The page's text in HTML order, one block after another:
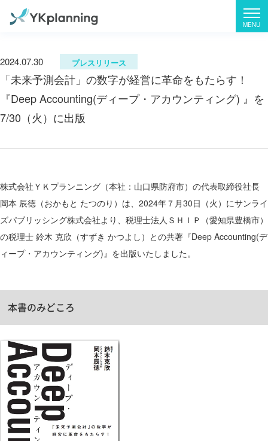
2024.07.30 プレスリリース
「未来予測会計」の数字が経営に革命をもたらす！
『Deep Accounting(ディープ・アカウンティング) 』を
7/30（火）に出版
株式会社ＹＫプランニング（本社：山口県防府市）の代表取締役社長
岡本 辰徳（おかもと たつのり）は、2024年７月30日（火）にサンライ
ズパブリッシング株式会社より、税理士法人ＳＨＩＰ（愛知県豊橋市）
の税理士 鈴木 克欣（すずき かつよし）との共著『Deep Accounting(デ
ィープ・アカウンティング)』を出版いたしました。
本書のみどころ